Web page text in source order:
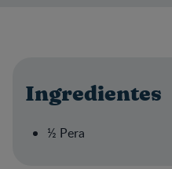
Ingredientes
½ Pera